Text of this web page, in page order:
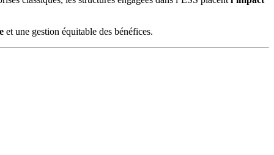
et une gestion équitable des bénéfices.